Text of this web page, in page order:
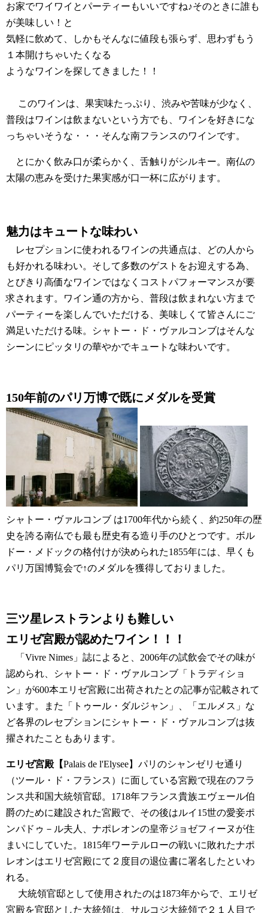
お家でワイワイとパーティーもいいですね♪そのときに誰も
が美味しい！と
気軽に飲めて、しかもそんなに値段も張らず、思わずもう
１本開けちゃいたくなる
ようなワインを探してきました！！
このワインは、果実味たっぷり、渋みや苦味が少なく、
普段はワインは飲まないという方でも、ワインを好きにな
っちゃいそうな・・・そんな南フランスのワインです。
とにかく飲み口が柔らかく、舌触りがシルキー。南仏の
太陽の恵みを受けた果実感が口一杯に広がります。
魅力はキュートな味わい
レセプションに使われるワインの共通点は、どの人から
も好かれる味わい。そして多数のゲストをお迎えする為、
とびきり高価なワインではなくコストパフォーマンスが要
求されます。ワイン通の方から、普段は飲まれない方まで
パーティーを楽しんでいただける、美味しくて皆さんにご
満足いただける味。シャトー・ド・ヴァルコンブはそんな
シーンにピッタリの華やかでキュートな味わいです。
150年前のパリ万博で既にメダルを受賞
シャトー・ヴァルコンブ は1700年代から続く、約250年の歴
史を誇る南仏でも最も歴史有る造り手のひとつです。ボル
ドー・メドックの格付けが決められた1855年には、早くも
パリ万国博覧会で↑のメダルを獲得しておりました。
三ツ星レストランよりも難しい
エリゼ宮殿が認めたワイン！！！
「Vivre Nimes」誌によると、2006年の試飲会でその味が
認められ、シャトー・ド・ヴァルコンブ「トラディショ
ン」が600本エリゼ宮殿に出荷されたとの記事が記載されて
います。また「トゥール・ダルジャン」、「エルメス」な
ど各界のレセプションにシャトー・ド・ヴァルコンブは抜
擢されたこともあります。
エリゼ宮殿【Palais de l'Elysee】パリのシャンゼリセ通り
（ツール・ド・フランス）に面している宮殿で現在のフラ
ンス共和国大統領官邸。1718年フランス貴族エヴェール伯
爵のために建設された宮殿で、その後はルイ15世の愛妾ポ
ンパドゥ－ル夫人、ナポレオンの皇帝ジョゼフィーヌが住
まいにしていた。1815年ワーテルローの戦いに敗れたナポ
レオンはエリゼ宮殿にて２度目の退位書に署名したといわ
れる。
大統領官邸として使用されたのは1873年からで、エリゼ
宮殿を官邸とした大統領は、サルコジ大統領で２１人目で